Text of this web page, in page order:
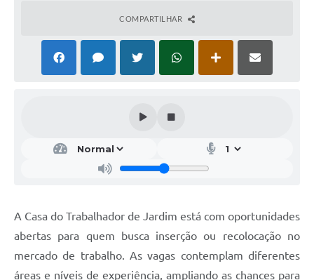
COMPARTILHAR
A Casa do Trabalhador de Jardim está com oportunidades
abertas para quem busca inserção ou recolocação no
mercado de trabalho. As vagas contemplam diferentes
áreas e níveis de experiência, ampliando as chances para